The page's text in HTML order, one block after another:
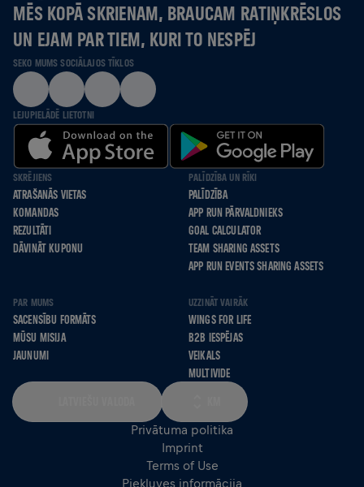
MĒS KOPĀ SKRIENAM, BRAUCAM RATIŅKRĒSLOS
UN EJAM PAR TIEM, KURI TO NESPĒJ
SEKO MUMS SOCIĀLAJOS TĪKLOS
LEJUPIELĀDĒ LIETOTNI
SKRĒJIENS
ATRAŠANĀS VIETAS
KOMANDAS
REZULTĀTI
DĀVINĀT KUPONU
PALĪDZĪBA UN RĪKI
PALĪDZĪBA
APP RUN PĀRVALDNIEKS
GOAL CALCULATOR
TEAM SHARING ASSETS
APP RUN EVENTS SHARING ASSETS
PAR MUMS
SACENSĪBU FORMĀTS
MŪSU MISIJA
JAUNUMI
UZZINĀT VAIRĀK
WINGS FOR LIFE
B2B IESPĒJAS
VEIKALS
MULTIVIDE
Privātuma politika
Imprint
Terms of Use
Piekļuves informācija